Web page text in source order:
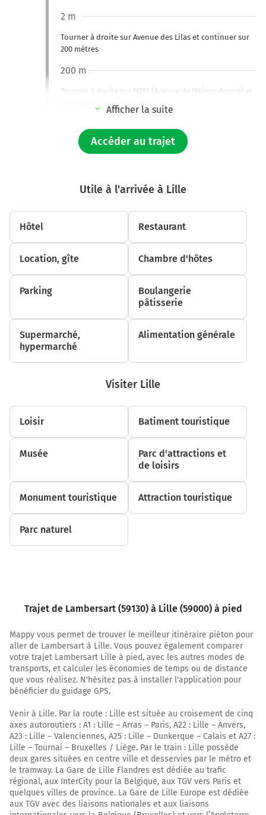
Tourner à droite sur Avenue des Lilas et continuer sur
200 mètres
2 m
Tourner à droite sur M751 (Avenue de l'Hippodrome) et
continuer sur 2,6 kilomètres
Avenue Léon Jouhaux
200 m
continuer sur 1,1 kilomètre
Afficher la suite
Accéder au trajet
Utile à l'arrivée à Lille
Hôtel Restaurant
Location, gîte Chambre d'hôtes
Parking
Boulangerie
pâtisserie
Supermarché,
hypermarché
Alimentation générale
Visiter Lille
Loisir Batiment touristique
Musée
Parc d'attractions et
de loisirs
Monument touristique Attraction touristique
Parc naturel
Trajet de Lambersart (59130) à Lille (59000) à pied
Mappy vous permet de trouver le meilleur itinéraire piéton pour
aller de Lambersart à Lille. Vous pouvez également comparer
votre trajet Lambersart Lille à pied, avec les autres modes de
transports, et calculer les économies de temps ou de distance
que vous réalisez. N'hésitez pas à installer l'application pour
bénéficier du guidage GPS.
Venir à Lille. Par la route : Lille est située au croisement de cinq
axes autoroutiers : A1 : Lille – Arras – Paris, A22 : Lille – Anvers,
A23 : Lille – Valenciennes, A25 : Lille – Dunkerque – Calais et A27 :
Lille – Tournai – Bruxelles / Liège. Par le train : Lille possède
deux gares situées en centre ville et desservies par le métro et
le tramway. La Gare de Lille Flandres est dédiée au trafic
régional, aux InterCity pour la Belgique, aux TGV vers Paris et
quelques villes de province. La Gare de Lille Europe est dédiée
aux TGV avec des liaisons nationales et aux liaisons